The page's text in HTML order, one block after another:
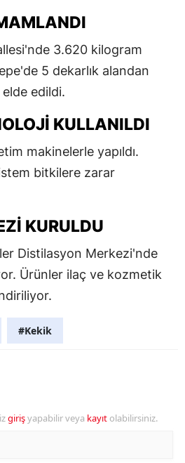
3.620 kilogram
5 dekarlık alandan
edildi.
KULLANILDI
makinelerle yapıldı.
bitkilere zarar
KURULDU
Distilasyon Merkezi'nde
Ürünler ilaç ve kozmetik
#Kekik
girişyapabilir veya kayıt olabilirsiniz.